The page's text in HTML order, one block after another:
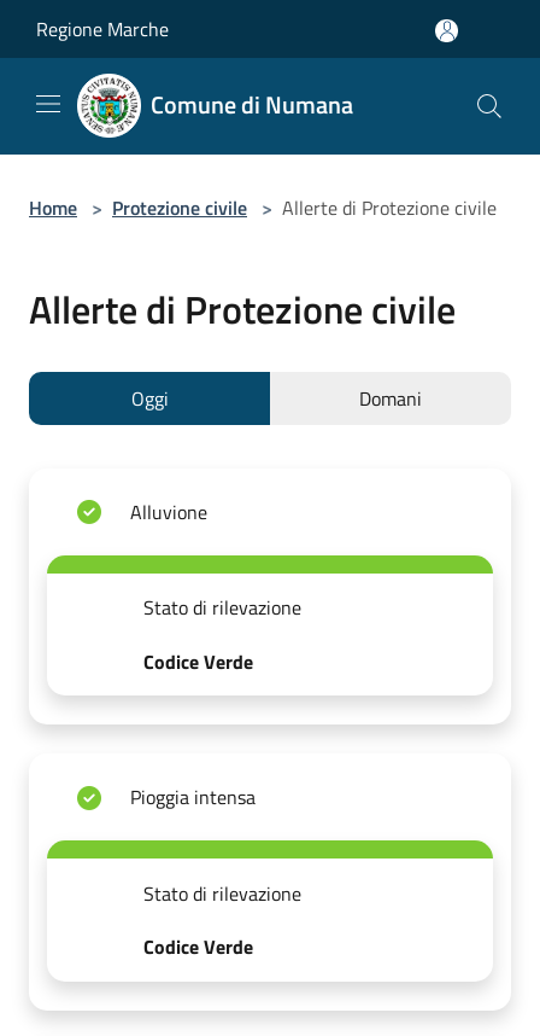
Regione Marche
Comune di Numana
Home > Protezione civile > Allerte di Protezione civile
Allerte di Protezione civile
Oggi Domani
Alluvione
Stato di rilevazione
Codice Verde
Pioggia intensa
Stato di rilevazione
Codice Verde